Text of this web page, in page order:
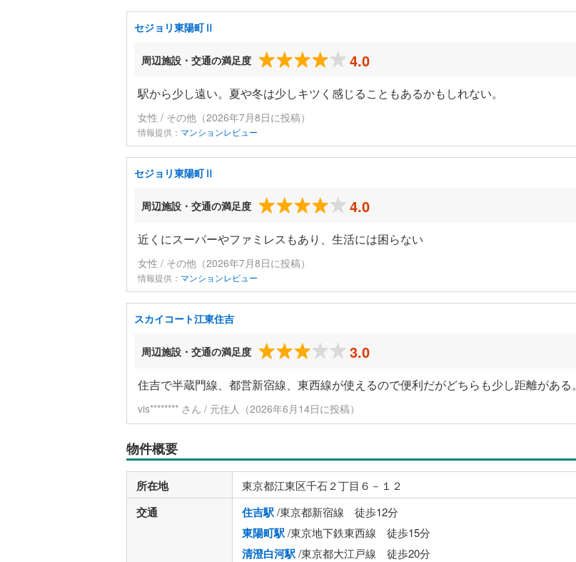
セジョリ東陽町Ⅱ
周辺施設・交通の満足度 4.0
駅から少し遠い。夏や冬は少しキツく感じることもあるかもしれない。
女性 / その他（2026年7月8日に投稿）
情報提供： マンションレビュー
セジョリ東陽町Ⅱ
周辺施設・交通の満足度 4.0
近くにスーパーやファミレスもあり、生活には困らない
女性 / その他（2026年7月8日に投稿）
情報提供： マンションレビュー
スカイコート江東住吉
周辺施設・交通の満足度 3.0
住吉で半蔵門線、都営新宿線、東西線が使えるので便利だがどちらも少し距離がある。
vis******** さん / 元住人（2026年6月14日に投稿）
物件概要
所在地 東京都江東区千石２丁目６－１２
交通 住吉駅/東京都新宿線 徒歩12分
東陽町駅/東京地下鉄東西線 徒歩15分
清澄白河駅/東京都大江戸線 徒歩20分